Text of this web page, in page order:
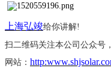
上海弘竣给你讲解!
扫二维码关注本公司公众号
网站：